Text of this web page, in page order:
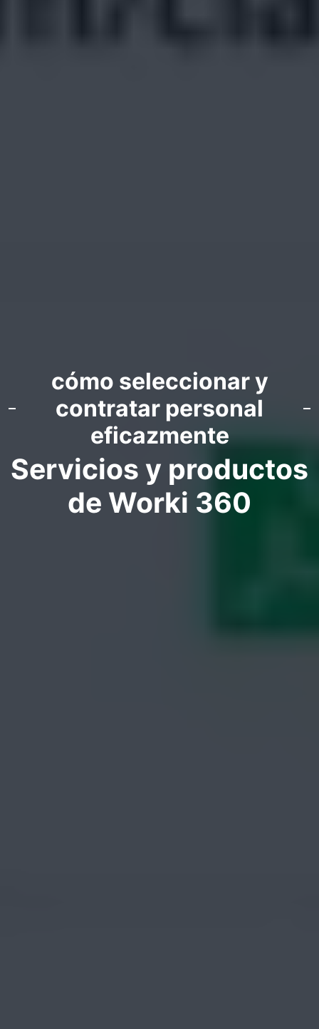
cómo seleccionar y
contratar personal
eficazmente
Servicios y productos
de Worki 360